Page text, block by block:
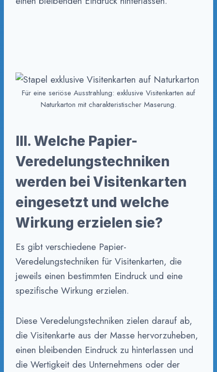
Für eine seriöse Ausstrahlung: exklusive Visitenkarten auf
Naturkarton mit charakteristischer Maserung.
III. Welche Papier-
Veredelungstechniken
werden bei Visitenkarten
eingesetzt und welche
Wirkung erzielen sie?
Es gibt verschiedene Papier-
Veredelungstechniken für Visitenkarten, die
jeweils einen bestimmten Eindruck und eine
spezifische Wirkung erzielen.
Diese Veredelungstechniken zielen darauf ab,
die Visitenkarte aus der Masse hervorzuheben,
einen bleibenden Eindruck zu hinterlassen und
die Wertigkeit des Unternehmens oder der